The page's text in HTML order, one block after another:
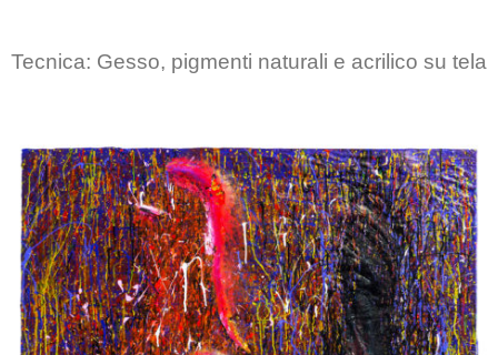
Tecnica: Gesso, pigmenti naturali e acrilico su tela